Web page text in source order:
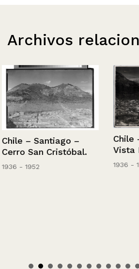
Archivos
Chile – Santiago –
Cerro San Cristóbal.
1936 - 1952
Chile
Vista
1936 -